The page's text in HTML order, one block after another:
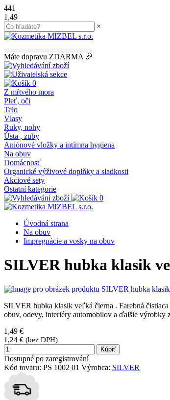
441
1,49
×
Máte dopravu ZDARMA 🎉
0
Z mŕtvého mora
Pleť, oči
Telo
Vlasy
Ruky, nohy
Ústa , zuby
Aniónové vložky a intímna hygiena
Na obuv
Domácnosť
Organické výživové doplňky a sladkosti
Akciové sety
Ostatní kategorie
0
Úvodná strana
Na obuv
Impregnácie a vosky na obuv
SILVER hubka klasik
SILVER hubka klasik veľká čierna . Farebná
obuv, odevy, interiéry automobilov a ďalšie výrobky
1,49 €
1,24 € (bez DPH)
Kúpiť
Dostupné po zaregistrování
Kód tovaru: PS 1002 01 Výrobca: SILVER